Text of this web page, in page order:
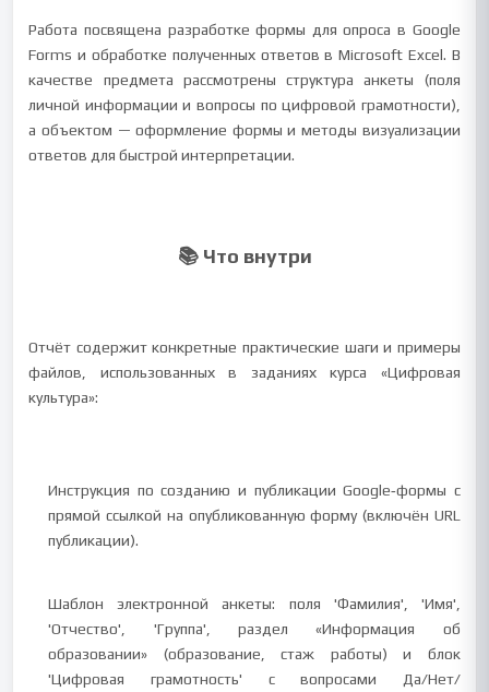
Работа посвящена разработке формы для опроса в Google
Forms и обработке полученных ответов в Microsoft Excel. В
качестве предмета рассмотрены структура анкеты (поля
личной информации и вопросы по цифровой грамотности),
а объектом — оформление формы и методы визуализации
ответов для быстрой интерпретации.
📚 Что внутри
Отчёт содержит конкретные практические шаги и примеры
файлов, использованных в заданиях курса «Цифровая
культура»:
Инструкция по созданию и публикации Google‑формы с
прямой ссылкой на опубликованную форму (включён URL
публикации).
Шаблон электронной анкеты: поля 'Фамилия', 'Имя',
'Отчество', 'Группа', раздел «Информация об
образовании» (образование, стаж работы) и блок
'Цифровая грамотность' с вопросами Да/Нет/